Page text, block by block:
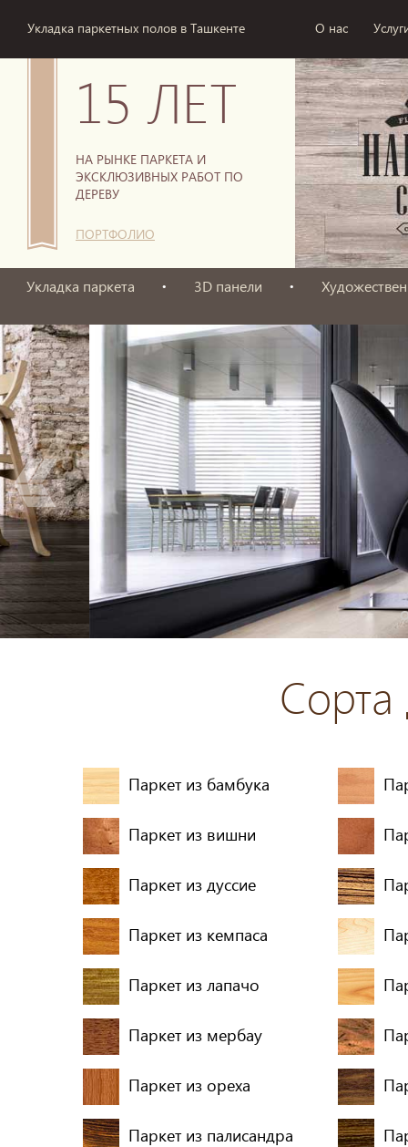
Укладка паркетных полов в Ташкенте О нас
15 ЛЕТ
НА РЫНКЕ ПАРКЕТА И
ЭКСКЛЮЗИВНЫХ РАБОТ ПО
ДЕРЕВУ
ПОРТФОЛИО
Укладка паркета 3D панели
Паркет из бамбука
Паркет из вишни
Паркет из дуссие
Паркет из кемпаса
Паркет из лапачо
Паркет из мербау
Паркет из ореха
Паркет из палисандра